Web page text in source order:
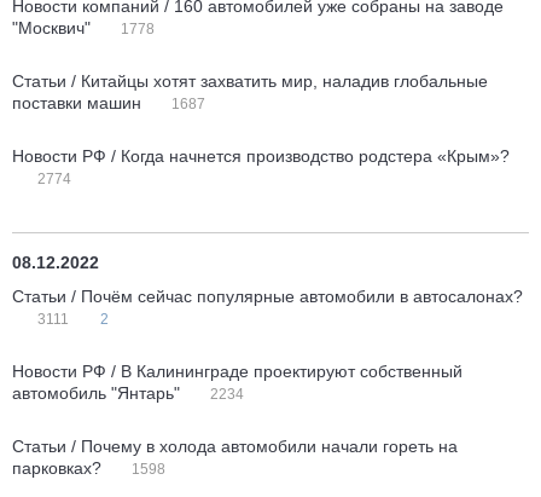
Новости компаний / 160 автомобилей уже собраны на заводе
"Москвич"
1778
Статьи / Китайцы хотят захватить мир, наладив глобальные
поставки машин
1687
Новости РФ / Когда начнется производство родстера «Крым»?
2774
08.12.2022
Статьи / Почём сейчас популярные автомобили в автосалонах?
3111 2
Новости РФ / В Калининграде проектируют собственный
автомобиль "Янтарь"
2234
Статьи / Почему в холода автомобили начали гореть на
парковках?
1598